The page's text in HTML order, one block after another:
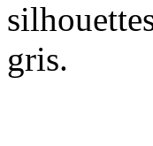
gris.